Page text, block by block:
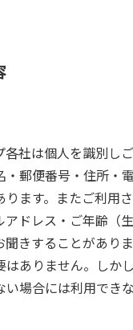
各社は個人を識別し
・郵便番号・住所・
ります。またご利用
アドレス・ご年齢（
聞きすることがあり
はありません。しか
い場合には利用でき